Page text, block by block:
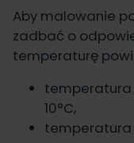
Aby malowanie
zadbać o
temperaturę
temperatura
10°C,
temperatura